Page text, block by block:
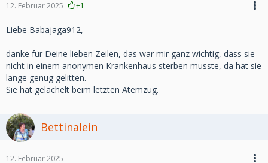
12. Februar 2025 +1
Liebe Babajaga912,
danke für Deine lieben Zeilen, das war mir ganz wichtig, dass sie
nicht in einem anonymen Krankenhaus sterben musste, da hat sie
lange genug gelitten.
Sie hat gelächelt beim letzten Atemzug.
Bettinalein
12. Februar 2025